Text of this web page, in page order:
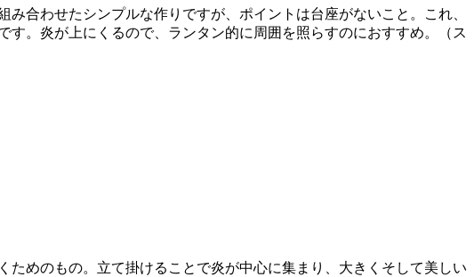
合わせたシンプルな作りですが、ポイントは台座がないこと。これ、
。炎が上にくるので、ランタン的に周囲を照らすのにおすすめ。（ス
めのもの。立て掛けることで炎が中心に集まり、大きくそして美しい